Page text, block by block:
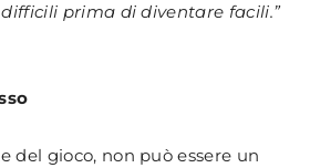
difficili prima di diventare facili.”
del gioco, non può essere un